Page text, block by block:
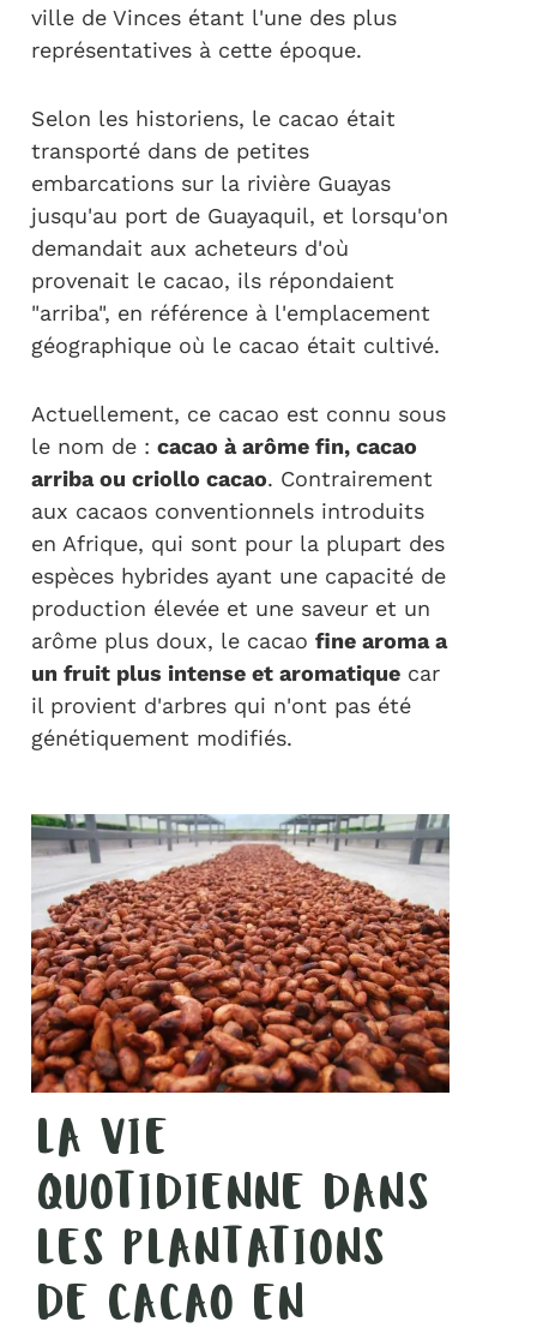
ville de Vinces étant l'une des plus
représentatives à cette époque.
Selon les historiens, le cacao était
transporté dans de petites
embarcations sur la rivière Guayas
jusqu'au port de Guayaquil, et lorsqu'on
demandait aux acheteurs d'où
provenait le cacao, ils répondaient
"arriba", en référence à l'emplacement
géographique où le cacao était cultivé.
Actuellement, ce cacao est connu sous
le nom de :cacao à arôme fin, cacao
arriba ou criollo cacao. Contrairement
aux cacaos conventionnels introduits
en Afrique, qui sont pour la plupart des
espèces hybrides ayant une capacité de
production élevée et une saveur et un
arôme plus doux, le cacaofine aroma a
un fruit plus intense et aromatique car
il provient d'arbres qui n'ont pas été
génétiquement modifiés.
LA VIE
QUOTIDIENNE DANS
LES PLANTATIONS
DE CACAO EN